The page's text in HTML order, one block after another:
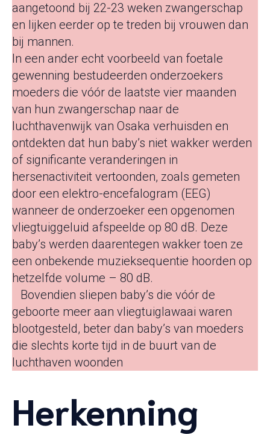
aangetoond bij 22-23 weken zwangerschap
en lijken eerder op te treden bij vrouwen dan
bij mannen.
In een ander echt voorbeeld van foetale
gewenning bestudeerden onderzoekers
moeders die vóór de laatste vier maanden
van hun zwangerschap naar de
luchthavenwijk van Osaka verhuisden en
ontdekten dat hun baby’s niet wakker werden
of significante veranderingen in
hersenactiviteit vertoonden, zoals gemeten
door een elektro-encefalogram (EEG)
wanneer de onderzoeker een opgenomen
vliegtuiggeluid afspeelde op 80 dB. Deze
baby’s werden daarentegen wakker toen ze
een onbekende muzieksequentie hoorden op
hetzelfde volume – 80 dB.
Bovendien sliepen baby’s die vóór de
geboorte meer aan vliegtuiglawaai waren
blootgesteld, beter dan baby’s van moeders
die slechts korte tijd in de buurt van de
luchthaven woonden
Herkenning